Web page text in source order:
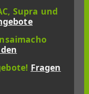
Supra und
Fragen